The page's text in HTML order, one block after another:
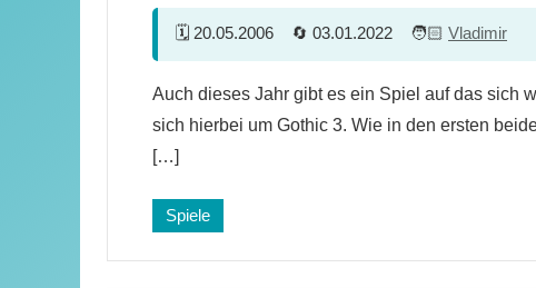
20.05.2006 03.01.2022 Vladimir
Kommentare
Auch dieses Jahr gibt es ein Spiel auf das sich
sich hierbei um Gothic 3. Wie in den ersten
[…]
Spiele